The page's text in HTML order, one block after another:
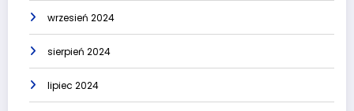
wrzesień 2024
sierpień 2024
lipiec 2024